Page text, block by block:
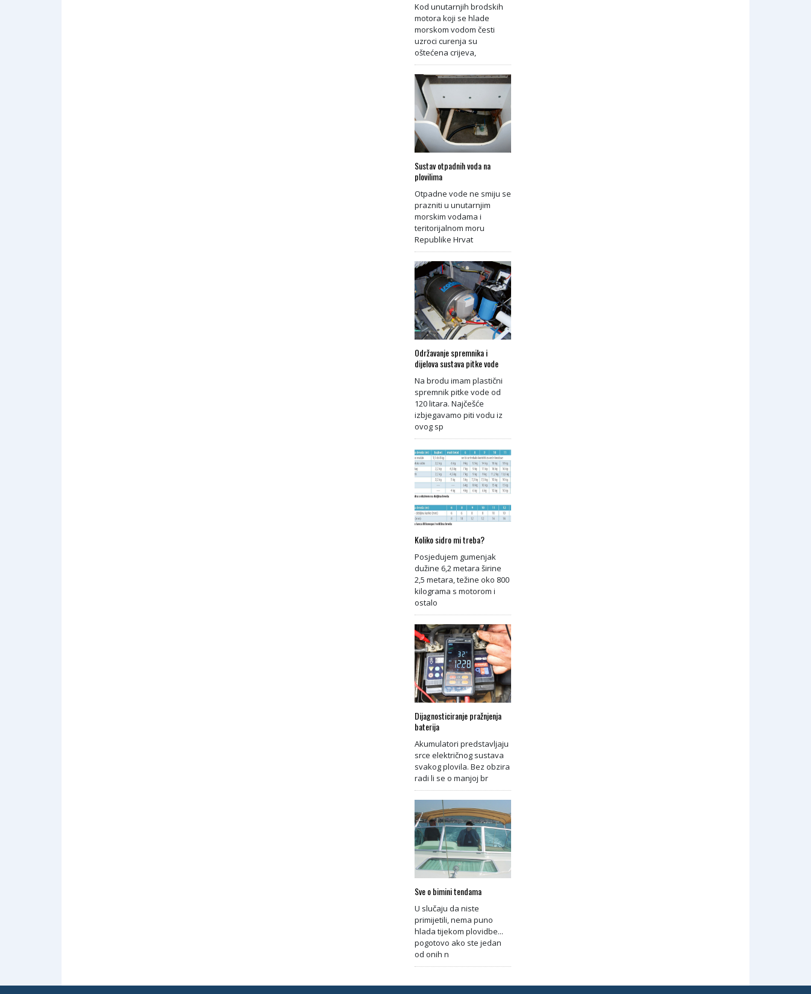
Kod unutarnjih brodskih
motora koji se hlade
morskom vodom česti
uzroci curenja su
oštećena crijeva,
Sustav otpadnih voda na
plovilima
Otpadne vode ne smiju se
prazniti u unutarnjim
morskim vodama i
teritorijalnom moru
Republike Hrvat
Održavanje spremnika i
dijelova sustava pitke vode
Na brodu imam plastični
spremnik pitke vode od
120 litara. Najčešće
izbjegavamo piti vodu iz
ovog sp
Koliko sidro mi treba?
Posjedujem gumenjak
dužine 6,2 metara širine
2,5 metara, težine oko 800
kilograma s motorom i
ostalo
Dijagnosticiranje pražnjenja
baterija
Akumulatori predstavljaju
srce električnog sustava
svakog plovila. Bez obzira
radi li se o manjoj br
Sve o bimini tendama
U slučaju da niste
primijetili, nema puno
hlada tijekom plovidbe...
pogotovo ako ste jedan
od onih n